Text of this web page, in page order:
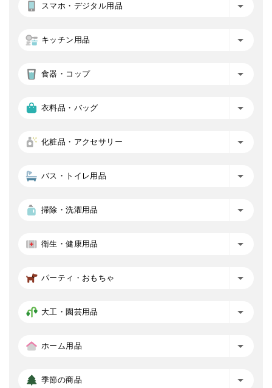
スマホ・デジタル用品
キッチン用品
食器・コップ
衣料品・バッグ
化粧品・アクセサリー
バス・トイレ用品
掃除・洗濯用品
衛生・健康用品
パーティ・おもちゃ
大工・園芸用品
ホーム用品
季節の商品